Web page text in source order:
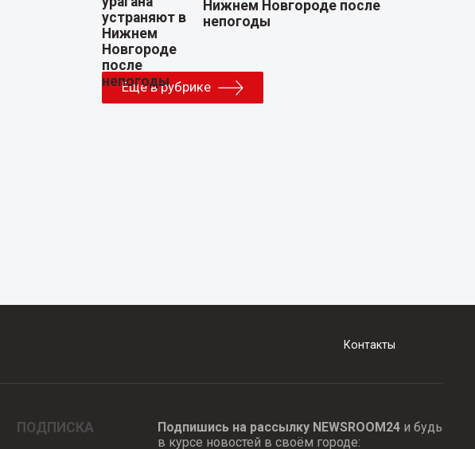
Нижнем Новгороде после
непогоды
Еще в рубрике
Контакты
ПОДПИСКА Подпишись на рассылку NEWSROOM24и будь
в курсе новостей в своём городе: